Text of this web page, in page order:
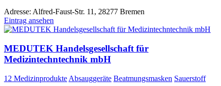
Adresse: Alfred-Faust-Str. 11, 28277 Bremen
Eintrag ansehen
MEDUTEK Handelsgesellschaft für
Medizintechntechnik mbH
12 Medizinprodukte Absauggeräte Beatmungsmasken Sauerstoff